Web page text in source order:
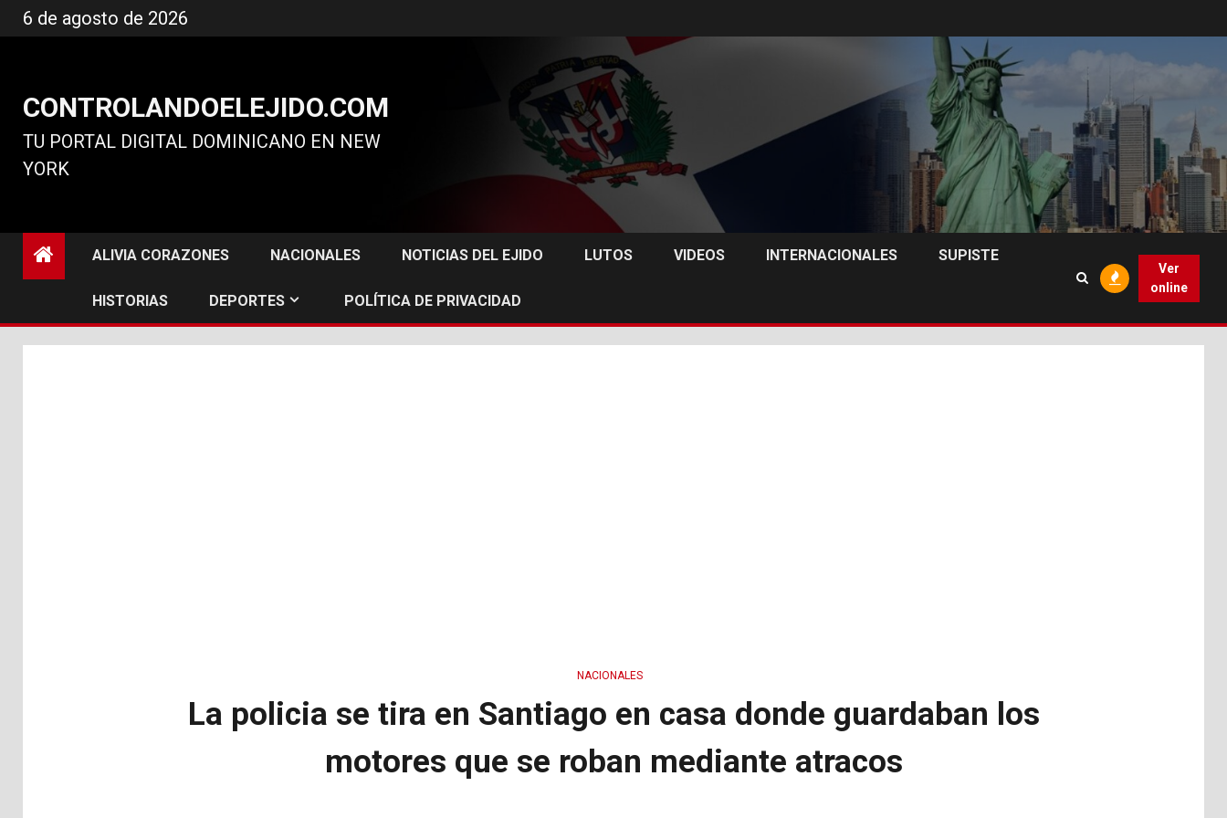
al
6 de agosto de 2026
CONTROLANDOELEJIDO.COM
TU PORTAL DIGITAL DOMINICANO EN NEW
YORK
ALIVIA CORAZONES NACIONALES NOTICIAS DEL EJIDO LUTOS VIDEOS INTERNACIONALES SUPISTE
HISTORIAS DEPORTES POLÍTICA DE PRIVACIDAD
Ver
online
NACIONALES
La policia se tira en Santiago en casa donde guardaban los
motores que se roban mediante atracos